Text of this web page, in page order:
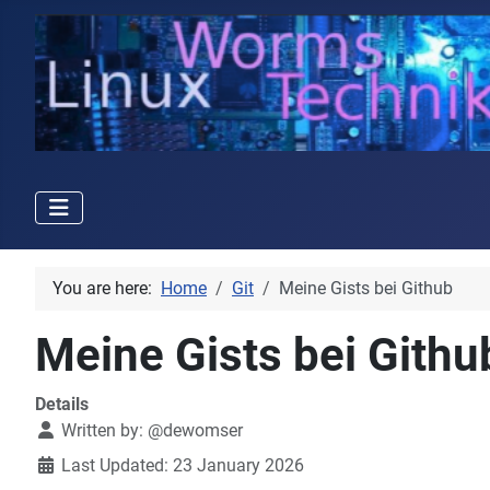
You are here: Home Git Meine Gists bei Github
Meine Gists bei
Details
Written by: @dewomser
Last Updated: 23 January 2026